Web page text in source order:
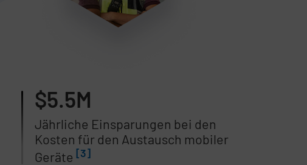
$5.5M
Jährliche Einsparungen bei den
Kosten für den Austausch mobiler
Geräte [3]